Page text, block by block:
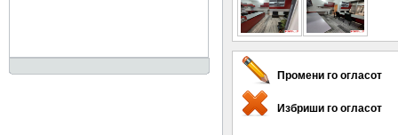
Промени го огласот
Избриши го огласот